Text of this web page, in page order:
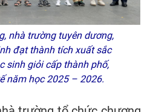
nhà trường tuyên dương,
đạt thành tích xuất sắc
sinh giỏi cấp thành phố,
năm học 2025 – 2026.